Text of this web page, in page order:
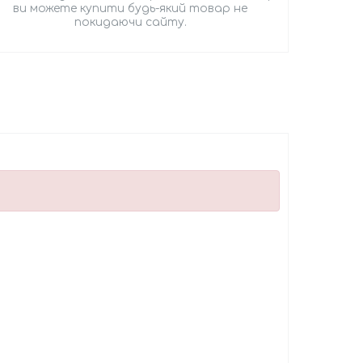
ви можете купити будь-який товар не
покидаючи сайту.